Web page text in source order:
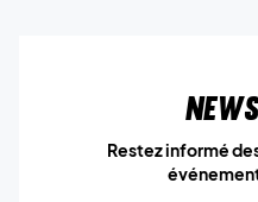
Restez informé